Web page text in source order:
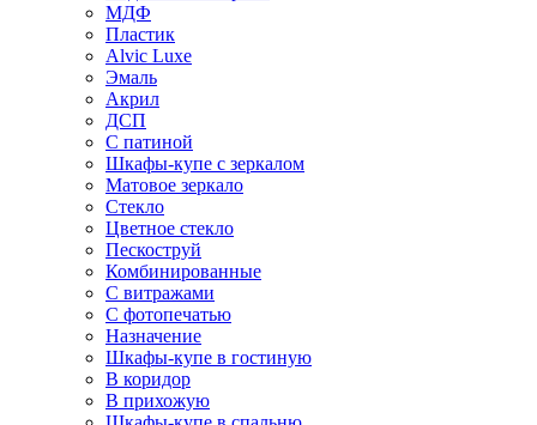
МДФ
Пластик
Alvic Luxe
Эмаль
Акрил
ДСП
С патиной
Шкафы-купе с зеркалом
Матовое зеркало
Стекло
Цветное стекло
Пескоструй
Комбинированные
С витражами
С фотопечатью
Назначение
Шкафы-купе в гостиную
В коридор
В прихожую